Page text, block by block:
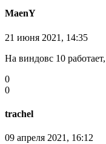
MaenY
21 июня 2021, 14:35
На виндовс 10
0
0
trachel
09 апреля 2021, 16:12